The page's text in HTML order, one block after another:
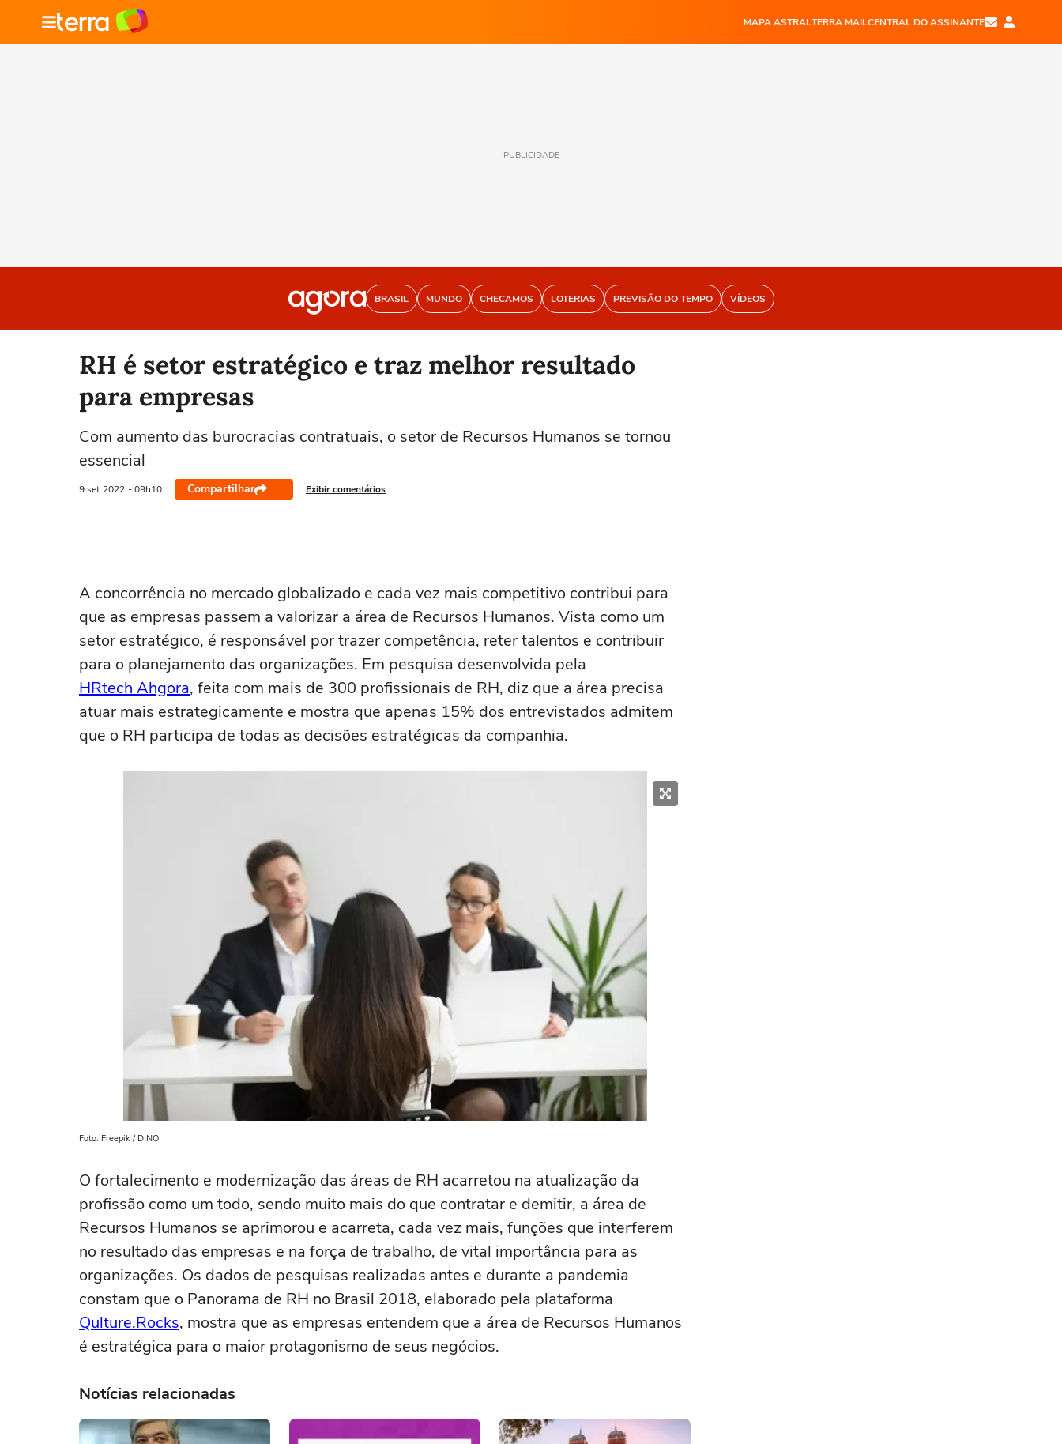
MAPA ASTRALTERRA MAILCENTRAL DO ASSINANTE
PUBLICIDADE
BRASIL MUNDO CHECAMOS LOTERIAS PREVISÃO DO TEMPO VÍDEOS
RH é setor estratégico e traz melhor resultado
para empresas
Com aumento das burocracias contratuais, o setor de Recursos Humanos se tornou
essencial
9 set 2022 - 09h10 Compartilhar Exibir comentários
A concorrência no mercado globalizado e cada vez mais competitivo contribui para
que as empresas passem a valorizar a área de Recursos Humanos. Vista como um
setor estratégico, é responsável por trazer competência, reter talentos e contribuir
para o planejamento das organizações. Em pesquisa desenvolvida pela
HRtech Ahgora, feita com mais de 300 profissionais de RH, diz que a área precisa
atuar mais estrategicamente e mostra que apenas 15% dos entrevistados admitem
que o RH participa de todas as decisões estratégicas da companhia.
Foto: Freepik / DINO
O fortalecimento e modernização das áreas de RH acarretou na atualização da
profissão como um todo, sendo muito mais do que contratar e demitir, a área de
Recursos Humanos se aprimorou e acarreta, cada vez mais, funções que interferem
no resultado das empresas e na força de trabalho, de vital importância para as
organizações. Os dados de pesquisas realizadas antes e durante a pandemia
constam que o Panorama de RH no Brasil 2018, elaborado pela plataforma
Qulture.Rocks, mostra que as empresas entendem que a área de Recursos Humanos
é estratégica para o maior protagonismo de seus negócios.
Notícias relacionadas